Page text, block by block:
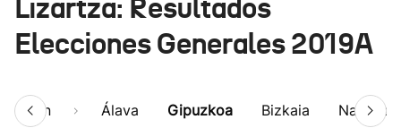
Lizartza: Resultados
Elecciones Generales 2019A
Álava Gipuzkoa Bizkaia Navarra